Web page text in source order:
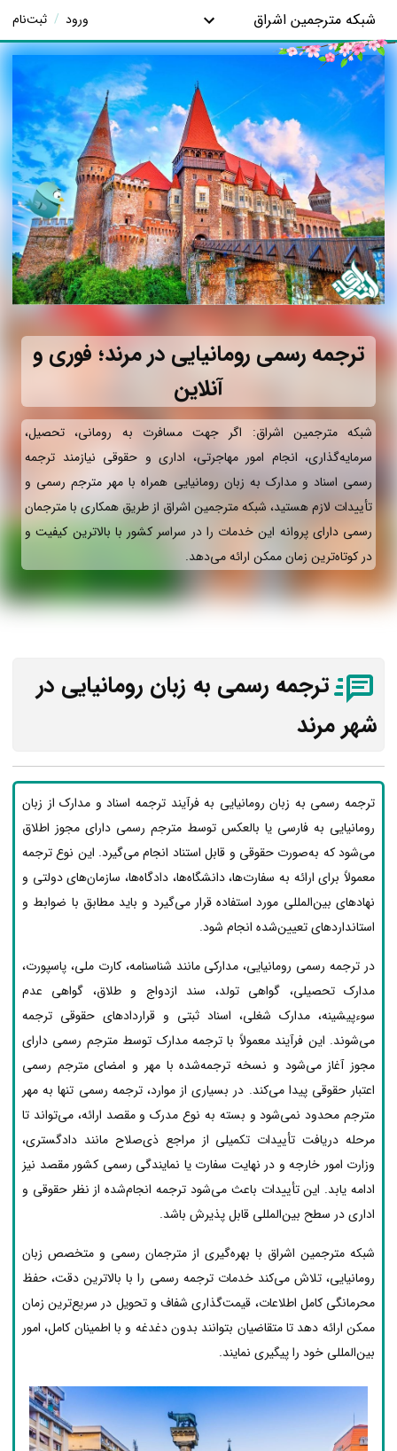
شبکه مترجمین اشراق ورود / ثبت‌نام
ترجمه رسمی رومانیایی در مرند؛ فوری و
آنلاین
شبکه مترجمین اشراق: اگر جهت مسافرت به رومانی، تحصیل،
سرمایه‌گذاری، انجام امور مهاجرتی، اداری و حقوقی نیازمند ترجمه
رسمی اسناد و مدارک به زبان رومانیایی همراه با مهر مترجم رسمی و
تأییدات لازم هستید، شبکه مترجمین اشراق از طریق همکاری با مترجمان
رسمی دارای پروانه این خدمات را در سراسر کشور با بالاترین کیفیت و
در کوتاه‌ترین زمان ممکن ارائه می‌دهد.
ترجمه رسمی به زبان رومانیایی در
شهر مرند
ترجمه رسمی به زبان رومانیایی به فرآیند ترجمه اسناد و مدارک از زبان
رومانیایی به فارسی یا بالعکس توسط مترجم رسمی دارای مجوز اطلاق
می‌شود که به‌صورت حقوقی و قابل استناد انجام می‌گیرد. این نوع ترجمه
معمولاً برای ارائه به سفارت‌ها، دانشگاه‌ها، دادگاه‌ها، سازمان‌های دولتی و
نهادهای بین‌المللی مورد استفاده قرار می‌گیرد و باید مطابق با ضوابط و
استانداردهای تعیین‌شده انجام شود.
در ترجمه رسمی رومانیایی، مدارکی مانند شناسنامه، کارت ملی، پاسپورت،
مدارک تحصیلی، گواهی تولد، سند ازدواج و طلاق، گواهی عدم
سوءپیشینه، مدارک شغلی، اسناد ثبتی و قراردادهای حقوقی ترجمه
می‌شوند. این فرآیند معمولاً با ترجمه مدارک توسط مترجم رسمی دارای
مجوز آغاز می‌شود و نسخه ترجمه‌شده با مهر و امضای مترجم رسمی
اعتبار حقوقی پیدا می‌کند. در بسیاری از موارد، ترجمه رسمی تنها به مهر
مترجم محدود نمی‌شود و بسته به نوع مدرک و مقصد ارائه، می‌تواند تا
مرحله دریافت تأییدات تکمیلی از مراجع ذی‌صلاح مانند دادگستری،
وزارت امور خارجه و در نهایت سفارت یا نمایندگی رسمی کشور مقصد نیز
ادامه یابد. این تأییدات باعث می‌شود ترجمه انجام‌شده از نظر حقوقی و
اداری در سطح بین‌المللی قابل پذیرش باشد.
شبکه مترجمین اشراق با بهره‌گیری از مترجمان رسمی و متخصص زبان
رومانیایی، تلاش می‌کند خدمات ترجمه رسمی را با بالاترین دقت، حفظ
محرمانگی کامل اطلاعات، قیمت‌گذاری شفاف و تحویل در سریع‌ترین زمان
ممکن ارائه دهد تا متقاضیان بتوانند بدون دغدغه و با اطمینان کامل، امور
بین‌المللی خود را پیگیری نمایند.